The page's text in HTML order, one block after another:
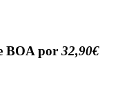
BOA por 32,90€